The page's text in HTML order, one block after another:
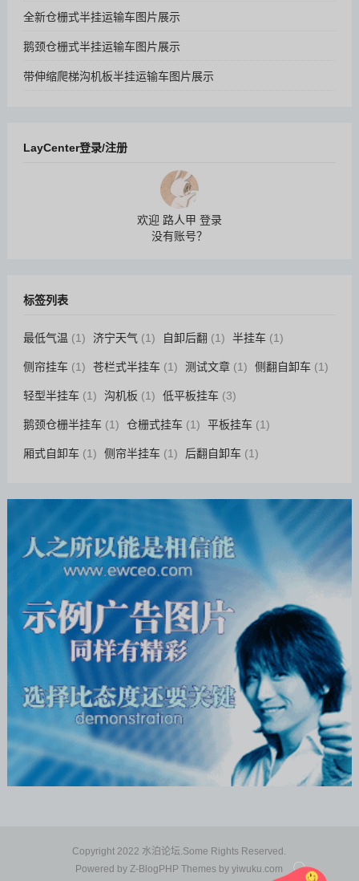
全新仓栅式半挂运输车图片展示
鹅颈仓栅式半挂运输车图片展示
带伸缩爬梯沟机板半挂运输车图片展示
LayCenter登录/注册
欢迎 路人甲 登录
没有账号？
标签列表
最低气温 (1) 济宁天气 (1) 自卸后翻 (1) 半挂车(1)
侧帘挂车(1) 苍栏式半挂车(1) 测试文章(1) 侧翻自卸车(1)
轻型半挂车(1) 沟机板 (1) 低平板挂车(3)
鹅颈仓栅半挂车(1) 仓栅式挂车(1) 平板挂车(1)
厢式自卸车(1) 侧帘半挂车(1) 后翻自卸车(1)
Copyright 2022 水泊论坛.Some Rights Reserved.
Powered byZ-BlogPHP Themes byyiwuku.com